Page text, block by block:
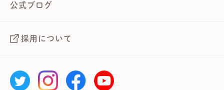
公式ブログ
採用について